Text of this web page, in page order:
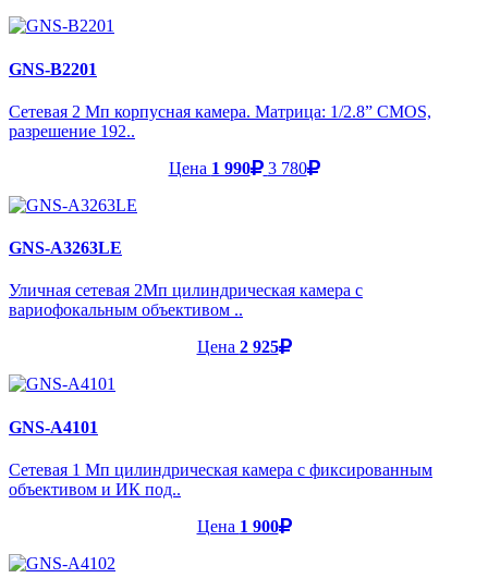
GNS-B2201
Сетевая 2 Мп корпусная камера. Матрица: 1/2.8” CMOS,
разрешение 192..
Цена 1 990 3 780
GNS-A3263LE
Уличная сетевая 2Мп цилиндрическая камера с
вариофокальным объективом ..
Цена 2 925
GNS-A4101
Cетевая 1 Мп цилиндрическая камера с фиксированным
объективом и ИК под..
Цена 1 900